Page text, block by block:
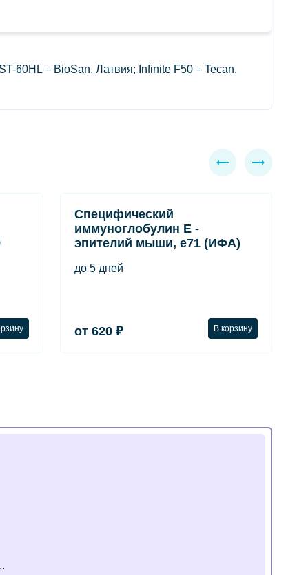
60HL – BioSan, Латвия; Infinite F50 – Tecan,
Специфический
иммуноглобулин Е -
эпителий мыши, e71 (ИФА)
до 5 дней
от 620 ₽ В корзину